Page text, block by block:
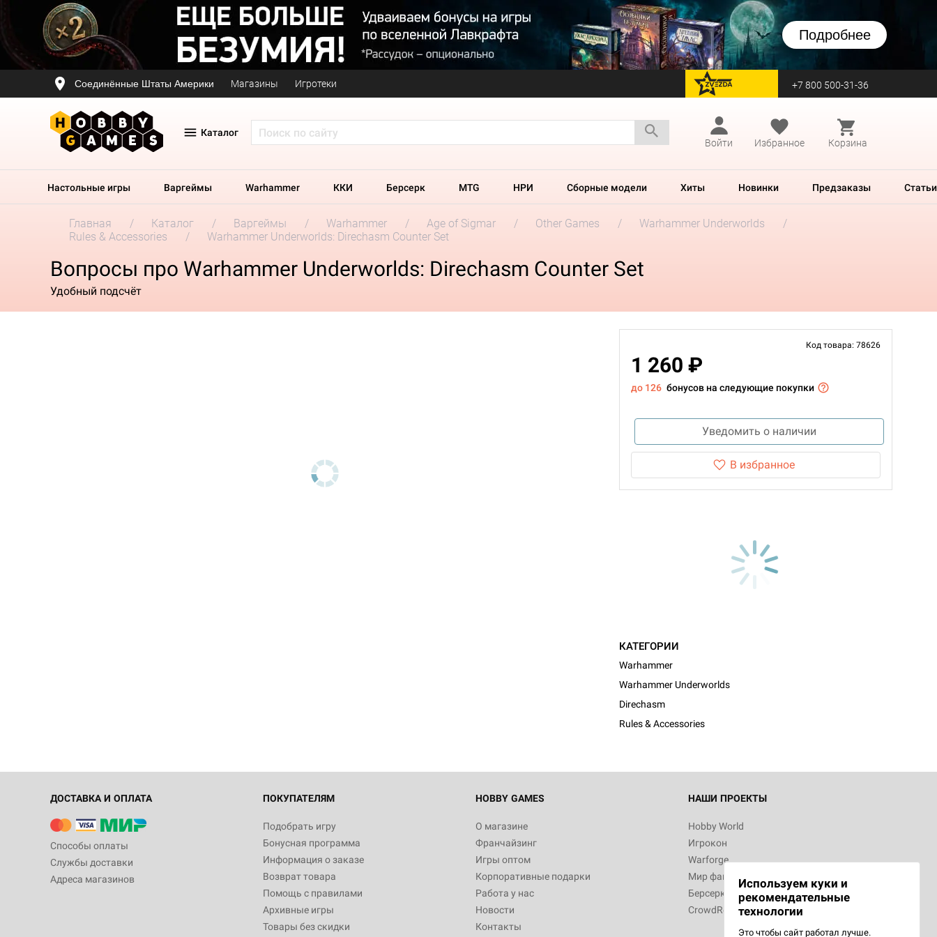
Подробнее
Соединённые Штаты Америки Магазины Игротеки перейти на Zvezda +7 800 500-31-36
Каталог
Войти
Избранное Корзина
Настольные игры Варгеймы Warhammer ККИ Берсерк MTG НРИ Сборные модели Хиты Новинки Предзаказы Статьи
Главная Каталог Варгеймы Warhammer Age of Sigmar Other Games
Warhammer Underworlds
Rules & Accessories
Warhammer Underworlds: Direchasm Counter Set
Вопросы про Warhammer Underworlds: Direchasm Counter Set
Удобный подсчёт
Код товара: 78626
1 260 ₽
до 126 бонусов на следующие покупки
Уведомить о наличии
В избранное
КАТЕГОРИИ
Warhammer
Warhammer Underworlds
Direchasm
Rules & Accessories
ДОСТАВКА И ОПЛАТА
Способы оплаты
Службы доставки
Адреса магазинов
ПОКУПАТЕЛЯМ
Подобрать игру
Бонусная программа
Информация о заказе
Возврат товара
Помощь с правилами
Архивные игры
Товары без скидки
HOBBY GAMES
О магазине
Франчайзинг
Игры оптом
Корпоративные подарки
Работа у нас
Новости
Контакты
НАШИ ПРОЕКТЫ
Hobby World
Игрокон
Warforge
Мир фантастики
Берсерк
CrowdRepublic
Используем куки и
рекомендательные
технологии
Это чтобы сайт работал лучше.